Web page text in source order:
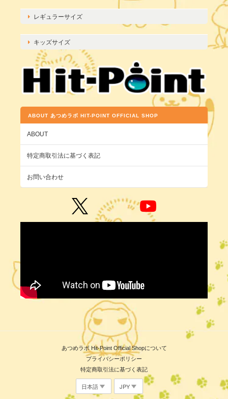
レギュラーサイズ
キッズサイズ
ABOUT あつめラボ HIT-POINT OFFICIAL SHOP
ABOUT
特定商取引法に基づく表記
お問い合わせ
あつめラボ Hit-Point Official Shopについて
プライバシーポリシー
特定商取引法に基づく表記